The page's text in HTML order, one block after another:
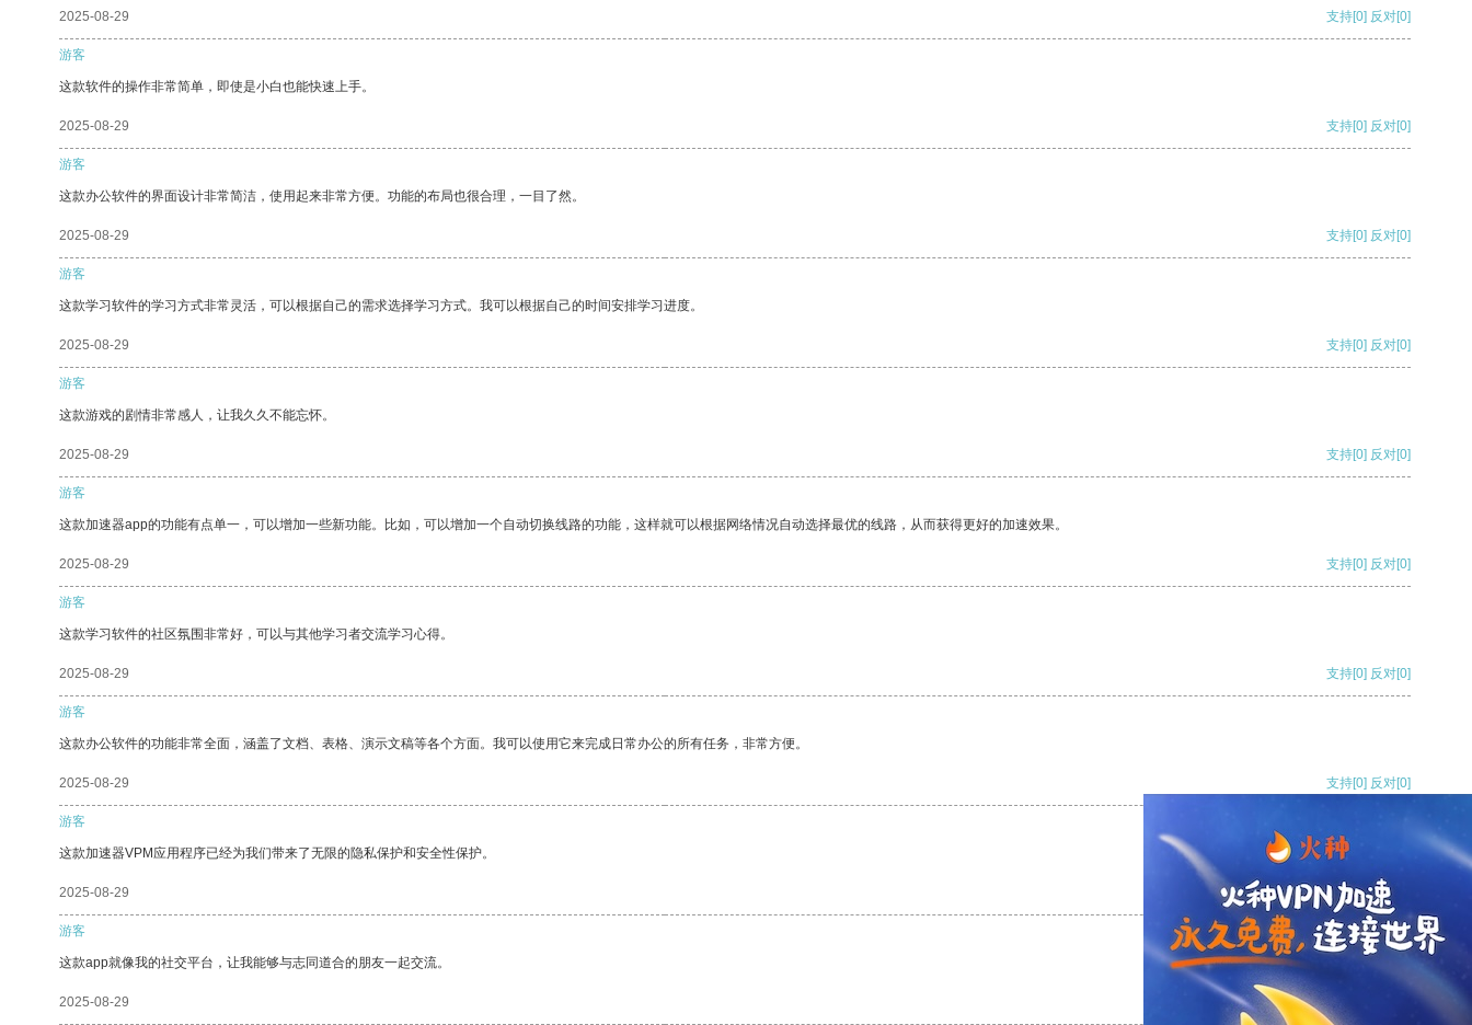
2025-08-29 支持[0] 反对[0]
游客
这款软件的操作非常简单，即使是小白也能快速上手。
2025-08-29 支持[0] 反对[0]
游客
这款办公软件的界面设计非常简洁，使用起来非常方便。功能的布局也很合理，一目了然。
2025-08-29 支持[0] 反对[0]
游客
这款学习软件的学习方式非常灵活，可以根据自己的需求选择学习方式。我可以根据自己的时间安排学习进度。
2025-08-29 支持[0] 反对[0]
游客
这款游戏的剧情非常感人，让我久久不能忘怀。
2025-08-29 支持[0] 反对[0]
游客
这款加速器app的功能有点单一，可以增加一些新功能。比如，可以增加一个自动切换线路的功能，这样就可以根据网络情况自动选择最优的线路，从而获得更好的加速效果。
2025-08-29 支持[0] 反对[0]
游客
这款学习软件的社区氛围非常好，可以与其他学习者交流学习心得。
2025-08-29 支持[0] 反对[0]
游客
这款办公软件的功能非常全面，涵盖了文档、表格、演示文稿等各个方面。我可以使用它来完成日常办公的所有任务，非常方便。
2025-08-29 支持[0] 反对[0]
游客
这款加速器VPM应用程序已经为我们带来了无限的隐私保护和安全性保护。
2025-08-29 支持[0] 反对
游客
这款app就像我的社交平台，让我能够与志同道合的朋友一起交流。
2025-08-29 支持